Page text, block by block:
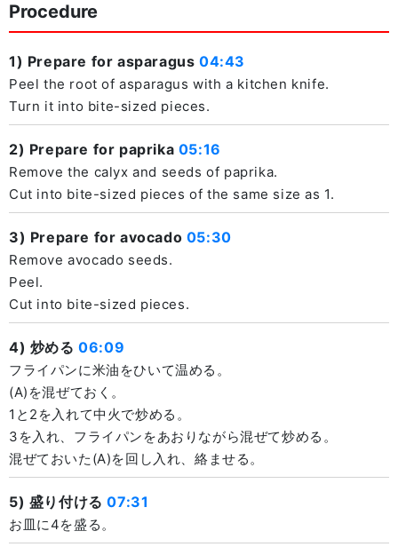
Procedure
1) Prepare for asparagus04:43
Peel the root of asparagus with a kitchen knife.
Turn it into bite-sized pieces.
2) Prepare for paprika 05:16
Remove the calyx and seeds of paprika.
Cut into bite-sized pieces of the same size as 1.
3) Prepare for avocado 05:30
Remove avocado seeds.
Peel.
Cut into bite-sized pieces.
4) 炒める06:09
フライパンに米油をひいて温める。
(A)を混ぜておく。
1と2を入れて中火で炒める。
3を入れ、フライパンをあおりながら混ぜて炒める。
混ぜておいた(A)を回し入れ、絡ませる。
5) 盛り付ける07:31
お皿に4を盛る。